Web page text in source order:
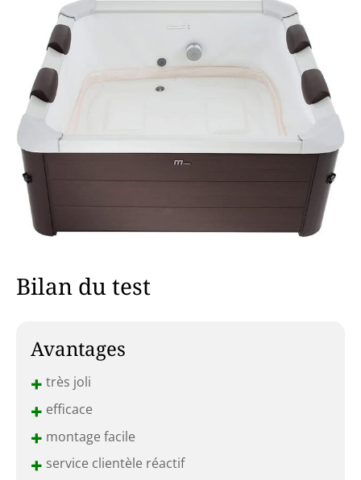
Bilan du test
Avantages
+ très joli
+ efficace
+ montage facile
+ service clientèle réactif